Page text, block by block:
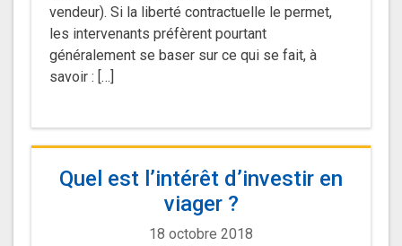
vendeur). Si la liberté contractuelle le permet,
les intervenants préfèrent pourtant
généralement se baser sur ce qui se fait, à
savoir : […]
Quel est l’intérêt d’investir en
viager ?
18 octobre 2018